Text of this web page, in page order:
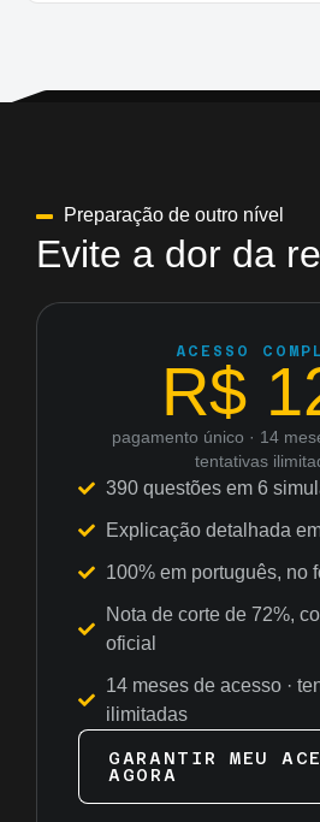
Preparação de outro nível
Evite a dor da
ACESSO
R$
pagamento único · 14
tentativas
390 questões em 6
Explicação detalhada
100% em português, no
Nota de corte de 72%,
oficial
14 meses de acesso ·
ilimitadas
GARANTIR MEU
AGORA